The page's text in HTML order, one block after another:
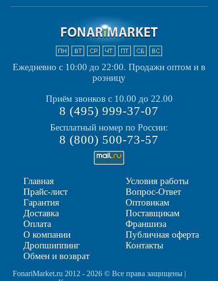
Ежедневно с 10:00 до 22:00. Продажи оптом и в
розницу
Приём звонков с 10.00 до 22.00
8 (495) 999-37-07
Бесплатный номер по России:
8 (800) 500-73-57
Главная
Прайс-лист
Гарантия
Доставка
Оплата
О компании
Дропшиппинг
Обмен и возврат
Условия работы
Вопрос-Ответ
Оптовикам
Поставщикам
Франшиза
Публичная оферта
Контакты
FonariMarket.ru 2012 - 2026 © Все права защищены |